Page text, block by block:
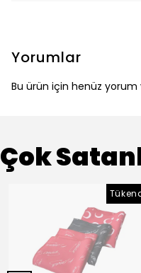
Yorumlar
Bu ürün için henüz yorum
Çok